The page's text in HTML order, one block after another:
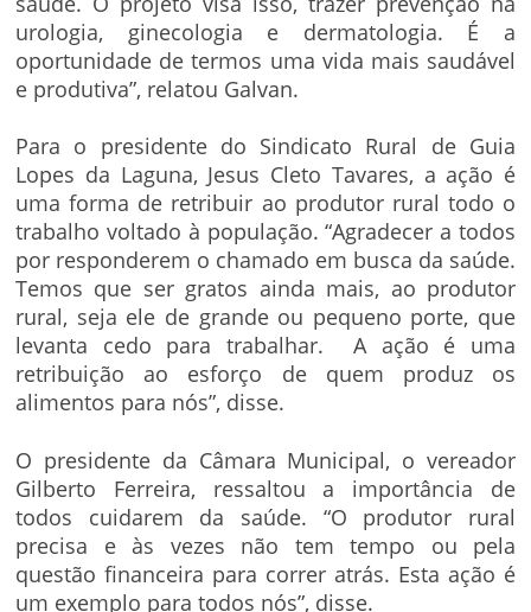
urologia, ginecologia e dermatologia. É a
oportunidade de termos uma vida mais saudável
e produtiva”, relatou Galvan.
Para o presidente do Sindicato Rural de Guia
Lopes da Laguna, Jesus Cleto Tavares, a ação é
uma forma de retribuir ao produtor rural todo o
trabalho voltado à população. “Agradecer a todos
por responderem o chamado em busca da saúde.
Temos que ser gratos ainda mais, ao produtor
rural, seja ele de grande ou pequeno porte, que
levanta cedo para trabalhar. A ação é uma
retribuição ao esforço de quem produz os
alimentos para nós”, disse.
O presidente da Câmara Municipal, o vereador
Gilberto Ferreira, ressaltou a importância de
todos cuidarem da saúde. “O produtor rural
precisa e às vezes não tem tempo ou pela
questão financeira para correr atrás. Esta ação é
um exemplo para todos nós”, disse.